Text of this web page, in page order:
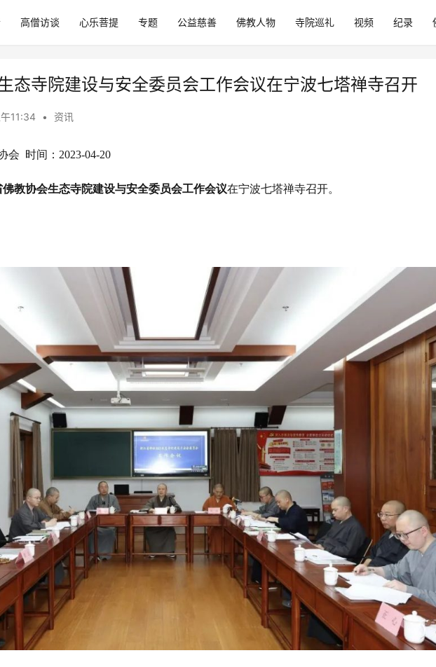
高僧访谈 心乐菩提 专题 公益慈善 佛教人物 寺院巡礼 视频 纪录
态寺院建设与安全委员会工作会议在宁波七塔禅寺召开
11:34 • 资讯
时间：2023-04-20
佛教协会生态寺院建设与安全委员会工作会议在宁波七塔禅寺召开。